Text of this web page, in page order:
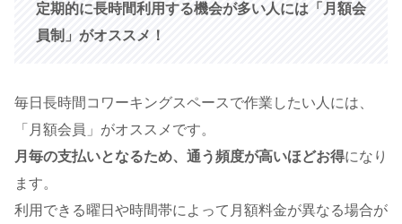
定期的に長時間利用する機会が多い人には「月額会
員制」がオススメ！
毎日長時間コワーキングスペースで作業したい人には、
「月額会員」がオススメです。
月毎の支払いとなるため、通う頻度が高いほどお得になり
ます。
利用できる曜日や時間帯によって月額料金が異なる場合が